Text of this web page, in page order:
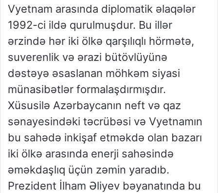
Vyetnam arasında diplomatik əlaqələr
1992-ci ildə qurulmuşdur. Bu illər
ərzində hər iki ölkə qarşılıqlı hörmətə,
suverenlik və ərazi bütövlüyünə
dəstəyə əsaslanan möhkəm siyasi
münasibətlər formalaşdırmışdır.
Xüsusilə Azərbaycanın neft və qaz
sənayesindəki təcrübəsi və Vyetnamın
bu sahədə inkişaf etməkdə olan bazarı
iki ölkə arasında enerji sahəsində
əməkdaşlıq üçün zəmin yaradıb.
Prezident İlham Əliyev bəyanatında bu